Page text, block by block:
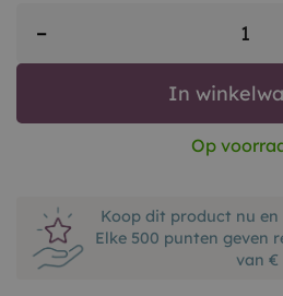
–
In
Op
Koop dit product nu en
Elke 500 punten geven
van €